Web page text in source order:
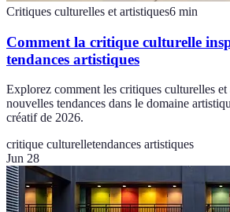
Critiques culturelles et artistiques6 min
Comment la critique culturelle
tendances artistiques
Explorez comment les critiques culturelles
nouvelles tendances dans le domaine
créatif de 2026.
critique culturelletendances artistiques
Jun 28